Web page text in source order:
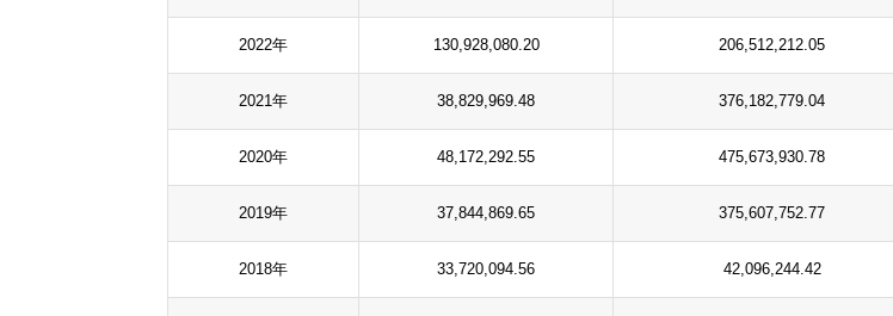
2022年 130,928,080.20 206,512,212.05
2021年 38,829,969.48 376,182,779.04
2020年 48,172,292.55 475,673,930.78
2019年 37,844,869.65 375,607,752.77
2018年 33,720,094.56 42,096,244.42